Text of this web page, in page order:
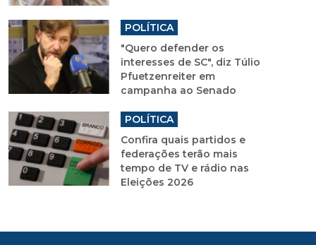
POLÍTICA
"Quero defender os
interesses de SC", diz Túlio
Pfuetzenreiter em
campanha ao Senado
POLÍTICA
Confira quais partidos e
federações terão mais
tempo de TV e rádio nas
Eleições 2026